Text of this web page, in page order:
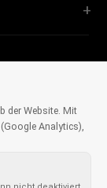
der Website. Mit
Analytics),